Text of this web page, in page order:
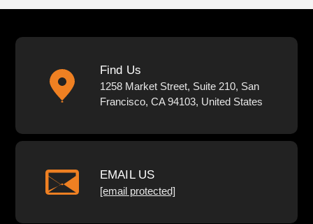
Find Us
1258 Market Street, Suite 210, San
Francisco, CA 94103, United States
EMAIL US
[email protected]